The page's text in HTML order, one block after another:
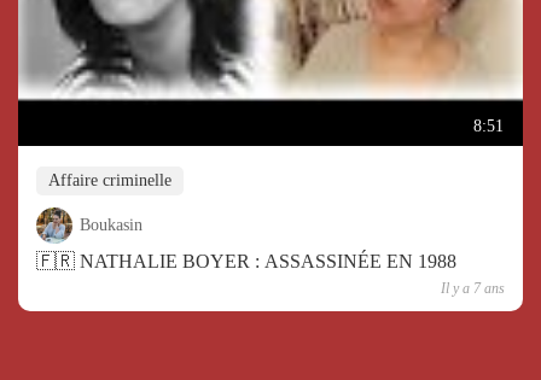
8:51
Affaire criminelle
Boukasin
🇫🇷 NATHALIE BOYER : ASSASSINÉE EN 1988
Il y a 7 ans